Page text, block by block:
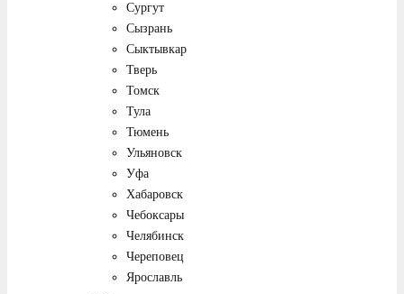
Сургут
Сызрань
Сыктывкар
Тверь
Томск
Тула
Тюмень
Ульяновск
Уфа
Хабаровск
Чебоксары
Челябинск
Череповец
Ярославль